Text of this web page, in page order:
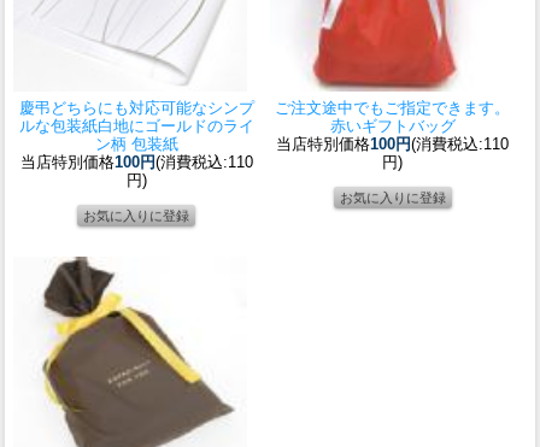
慶弔どちらにも対応可能なシンプ
ルな包装紙白地にゴールドのライ
ン柄 包装紙
当店特別価格100円(消費税込:110
円)
ご注文途中でもご指定できます。
赤いギフトバッグ
当店特別価格100円(消費税込:110
円)